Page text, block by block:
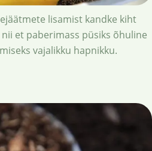
lisamist kandke kiht
et paberimass püsiks õhuline
vajalikku hapnikku.